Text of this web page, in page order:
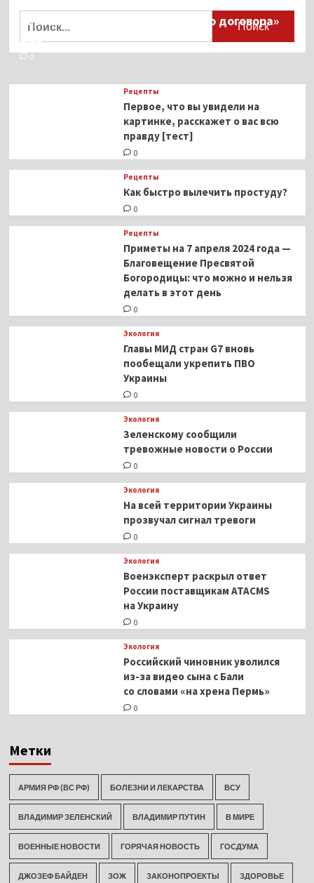
тиранического «Пандемического договора»
ВОЗ
0
Рецепты
Первое, что вы увидели на
картинке, расскажет о вас всю
правду [тест]
0
Рецепты
Как быстро вылечить простуду?
0
Рецепты
Приметы на 7 апреля 2024 года —
Благовещение Пресвятой
Богородицы: что можно и нельзя
делать в этот день
0
Экология
Главы МИД стран G7 вновь
пообещали укрепить ПВО
Украины
0
Экология
Зеленскому сообщили
тревожные новости о России
0
Экология
На всей территории Украины
прозвучал сигнал тревоги
0
Экология
Военэксперт раскрыл ответ
России поставщикам ATACMS
на Украину
0
Экология
Российский чиновник уволился
из-за видео сына с Бали
со словами «на хрена Пермь»
0
Метки
АРМИЯ РФ (ВС РФ) БОЛЕЗНИ И ЛЕКАРСТВА ВСУ
ВЛАДИМИР ЗЕЛЕНСКИЙ ВЛАДИМИР ПУТИН В МИРЕ
ВОЕННЫЕ НОВОСТИ ГОРЯЧАЯ НОВОСТЬ ГОСДУМА
ДЖОЗЕФ БАЙДЕН ЗОЖ ЗАКОНОПРОЕКТЫ ЗДОРОВЬЕ